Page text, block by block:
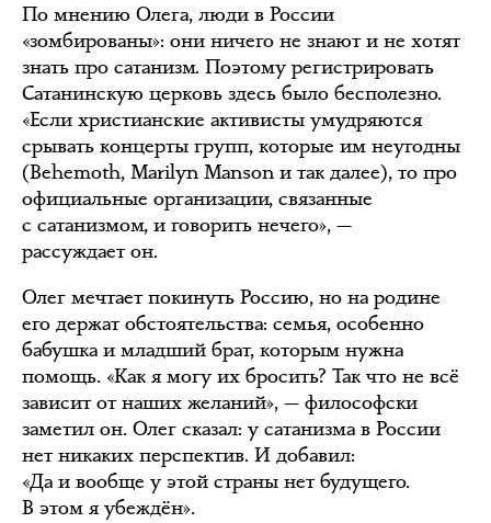
По мнению Олега, люди в России
«зомбированы»: они ничего не знают и не хотят
знать про сатанизм. Поэтому регистрировать
Сатанинскую церковь здесь было бесполезно.
«Если христианские активисты умудряются
срывать концерты групп, которые им неугодны
(Behemoth, Marilyn Manson и так далее), то про
официальные организации, связанные
с сатанизмом, и говорить нечего», —
рассуждает он.
Олег мечтает покинуть Россию, но на родине
его держат обстоятельства: семья, особенно
бабушка и младший брат, которым нужна
помощь. «Как я могу их бросить? Так что не всё
зависит от наших желаний», — философски
заметил он. Олег сказал: у сатанизма в России
нет никаких перспектив. И добавил:
«Да и вообще у этой страны нет будущего.
В этом я убеждён».